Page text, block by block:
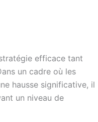
efficace tant
un cadre où les
hausse significative, il
un niveau de